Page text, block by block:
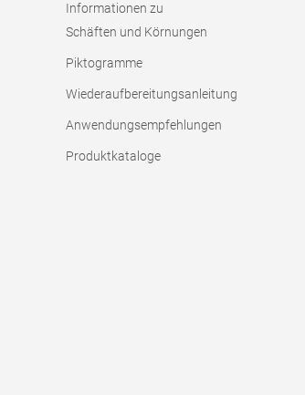
Informationen zu
Schäften und Körnungen
Piktogramme
Wiederaufbereitungsanleitung
Anwendungsempfehlungen
Produktkataloge